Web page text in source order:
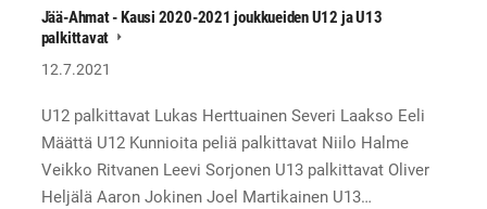
Jää-Ahmat - Kausi 2020-2021 joukkueiden U12 ja U13
palkittavat
12.7.2021
U12 palkittavat Lukas Herttuainen Severi Laakso Eeli
Määttä U12 Kunnioita peliä palkittavat Niilo Halme
Veikko Ritvanen Leevi Sorjonen U13 palkittavat Oliver
Heljälä Aaron Jokinen Joel Martikainen U13…